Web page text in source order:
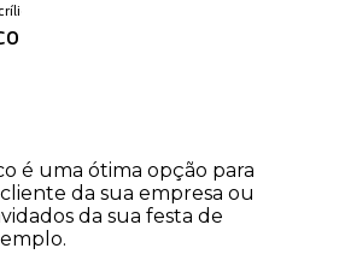
é uma ótima opção para
da sua empresa ou
da sua festa de